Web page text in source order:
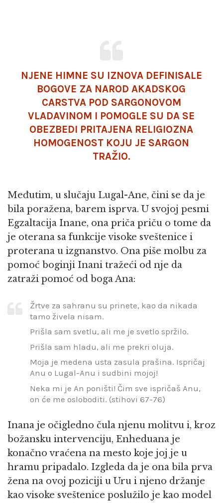
NJENE HIMNE SU IZNOVA DEFINISALE
BOGOVE ZA NAROD AKADSKOG
CARSTVA POD SARGONOVOM
VLADAVINOM I POMOGLE SU DA SE
OBEZBEDI PRITAJENA RELIGIOZNA
HOMOGENOST KOJU JE SARGON
TRAŽIO.
Međutim, u slučaju Lugal-Ane, čini se da je
bila poražena, barem isprva. U svojoj pesmi
Egzaltacija Inane, ona priča priču o tome da
je oterana sa funkcije visoke sveštenice i
proterana u izgnanstvo. Ona piše molbu za
pomoć boginji Inani tražeći od nje da
zatraži pomoć od boga Ana:
Žrtve za sahranu su prinete, kao da nikada
tamo živela nisam.
Prišla sam svetlu, ali me je svetlo spržilo.
Prišla sam hladu, ali me prekri oluja.
Moja je medena usta zasula prašina. Ispričaj
Anu o Lugal-Anu i sudbini mojoj!
Neka mi je An poništi! Čim sve ispričaš Anu,
on će me osloboditi. (stihovi 67-76)
Inana je očigledno čula njenu molitvu i, kroz
božansku intervenciju, Enheduana je
konačno vraćena na mesto koje joj je u
hramu pripadalo. Izgleda da je ona bila prva
žena na ovoj poziciji u Uru i njeno držanje
kao visoke sveštenice poslužilo je kao model